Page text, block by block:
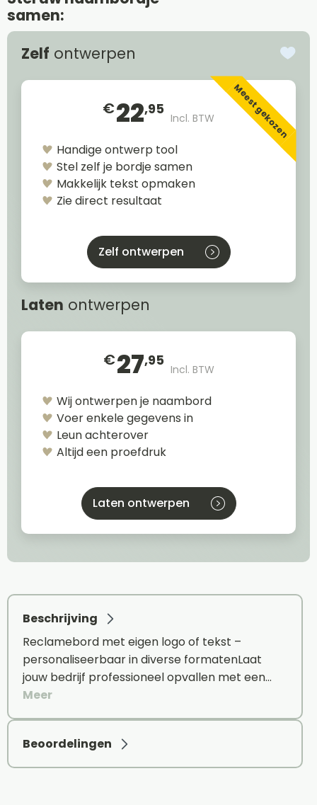
samen:
Zelf ontwerpen
€22,95
Incl. BTW Meest gekozen
Handige ontwerp tool
Stel zelf je bordje samen
Makkelijk tekst opmaken
Zie direct resultaat
Zelf ontwerpen
Laten ontwerpen
€27,95
Incl. BTW
Wij ontwerpen je naambord
Voer enkele gegevens in
Leun achterover
Altijd een proefdruk
Laten ontwerpen
Beschrijving
Reclamebord met eigen logo of tekst –
personaliseerbaar in diverse formatenLaat
jouw bedrijf professioneel opvallen met een…
Meer
Beoordelingen